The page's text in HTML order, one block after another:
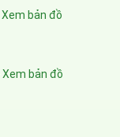
Xem bản đồ
Xem bản đồ